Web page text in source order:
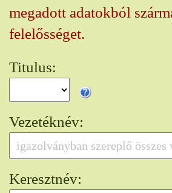
megadott adatokból
felelősséget.
Titulus:
Vezetéknév:
Keresztnév: